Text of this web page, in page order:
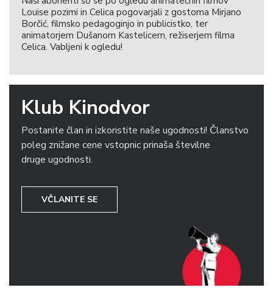
Louise pozimi in Celica pogovarjali z gostoma Mirjano
Borčić, filmsko pedagoginjo in publicistko, ter
animatorjem Dušanom Kastelicem, režiserjem filma
Celica. Vabljeni k ogledu!
Klub Kinodvor
Postanite član in izkoristite naše ugodnosti! Članstvo
poleg znižane cene vstopnic prinaša številne
druge ugodnosti.
VČLANITE SE